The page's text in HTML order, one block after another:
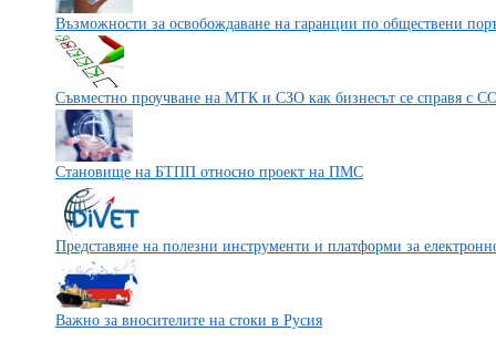
Възможности за освобождаване на гаранции по обществени
Съвместно проучване на МТК и СЗО как бизнесът се справя с
Становище на БТПП относно проект на ПМС
Представяне на полезни инструменти и платформи за
Важно за вносителите на стоки в Русия